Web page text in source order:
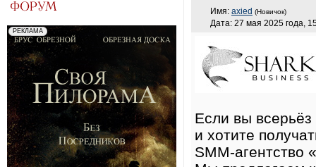
Имя: axied (Новичок)
Дата: 27 мая 2025 года,
Если вы
и хотите
SMM-